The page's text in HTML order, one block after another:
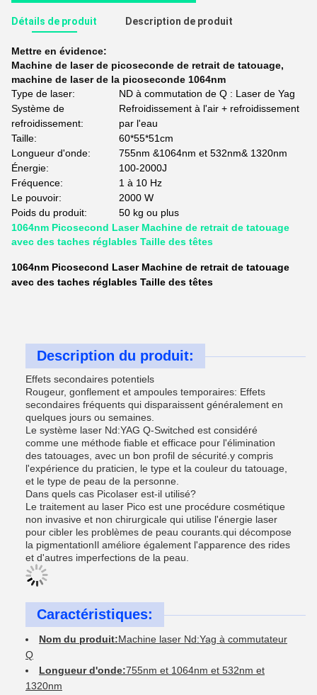
Détails de produit Description de produit
Mettre en évidence:
Machine de laser de picoseconde de retrait de tatouage,
machine de laser de la picoseconde 1064nm
Type de laser:
ND à commutation de Q : Laser de Yag
Système de
refroidissement:
Refroidissement à l'air + refroidissement
par l'eau
Taille:
60*55*51cm
Longueur d'onde:
755nm &1064nm et 532nm& 1320nm
Énergie:
100-2000J
Fréquence:
1 à 10 Hz
Le pouvoir:
2000 W
Poids du produit:
50 kg ou plus
1064nm Picosecond Laser Machine de retrait de tatouage
avec des taches réglables Taille des têtes
1064nm Picosecond Laser Machine de retrait de tatouage
avec des taches réglables Taille des têtes
Description du produit:
Effets secondaires potentiels
Rougeur, gonflement et ampoules temporaires: Effets
secondaires fréquents qui disparaissent généralement en
quelques jours ou semaines.
Le système laser Nd:YAG Q-Switched est considéré
comme une méthode fiable et efficace pour l'élimination
des tatouages, avec un bon profil de sécurité.y compris
l'expérience du praticien, le type et la couleur du tatouage,
et le type de peau de la personne.
Dans quels cas Picolaser est-il utilisé?
Le traitement au laser Pico est une procédure cosmétique
non invasive et non chirurgicale qui utilise l'énergie laser
pour cibler les problèmes de peau courants.qui décompose
la pigmentationIl améliore également l'apparence des rides
et d'autres imperfections de la peau.
Caractéristiques:
Nom du produit:Machine laser Nd:Yag à commutateur
Q
Longueur d'onde:755nm et 1064nm et 532nm et
1320nm